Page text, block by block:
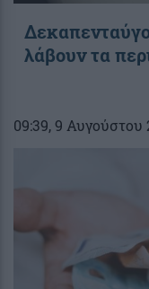
λάβουν τα
09:39, 9 Αυγούστου